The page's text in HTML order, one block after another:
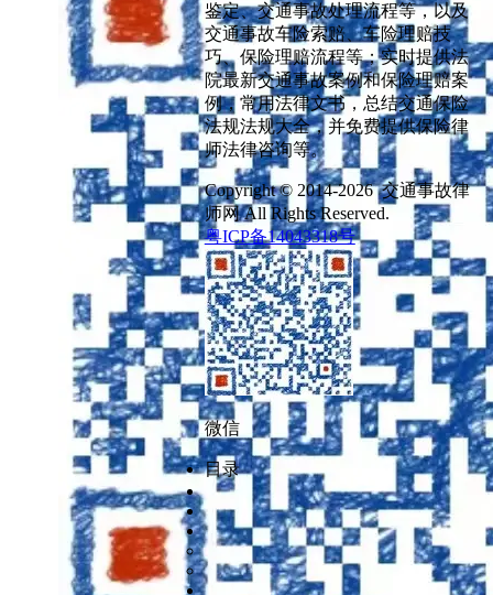
鉴定、交通事故处理流程等，以及
交通事故车险索赔、车险理赔技
巧、保险理赔流程等；实时提供法
院最新交通事故案例和保险理赔案
例，常用法律文书，总结交通保险
法规法规大全，并免费提供保险律
师法律咨询等。
Copyright © 2014-2026 交通事故律
师网 All Rights Reserved.
粤ICP备14043318号
微信
目录